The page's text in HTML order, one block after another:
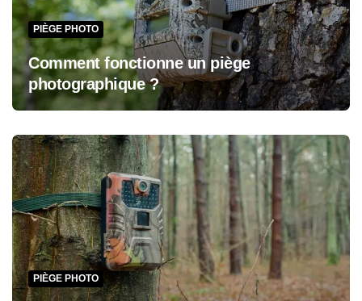
PIÈGE PHOTO
Comment fonctionne un piège
photographique ?
PIÈGE PHOTO